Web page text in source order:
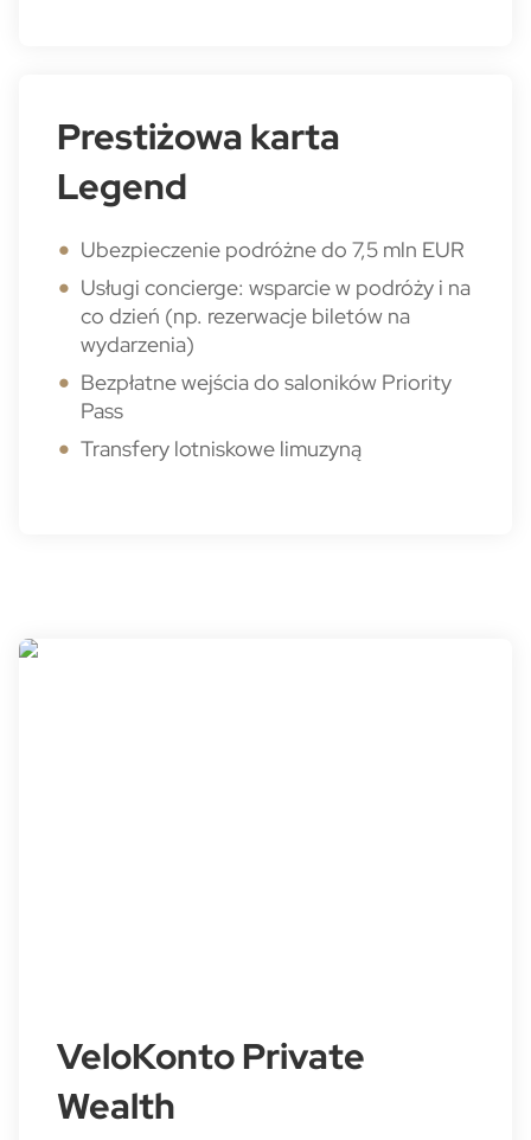
Prestiżowa karta
Legend
Ubezpieczenie podróżne do 7,5 mln EUR
Usługi concierge: wsparcie w podróży i na
co dzień (np. rezerwacje biletów na
wydarzenia)
Bezpłatne wejścia do saloników Priority
Pass
Transfery lotniskowe limuzyną
VeloKonto Private
Wealth